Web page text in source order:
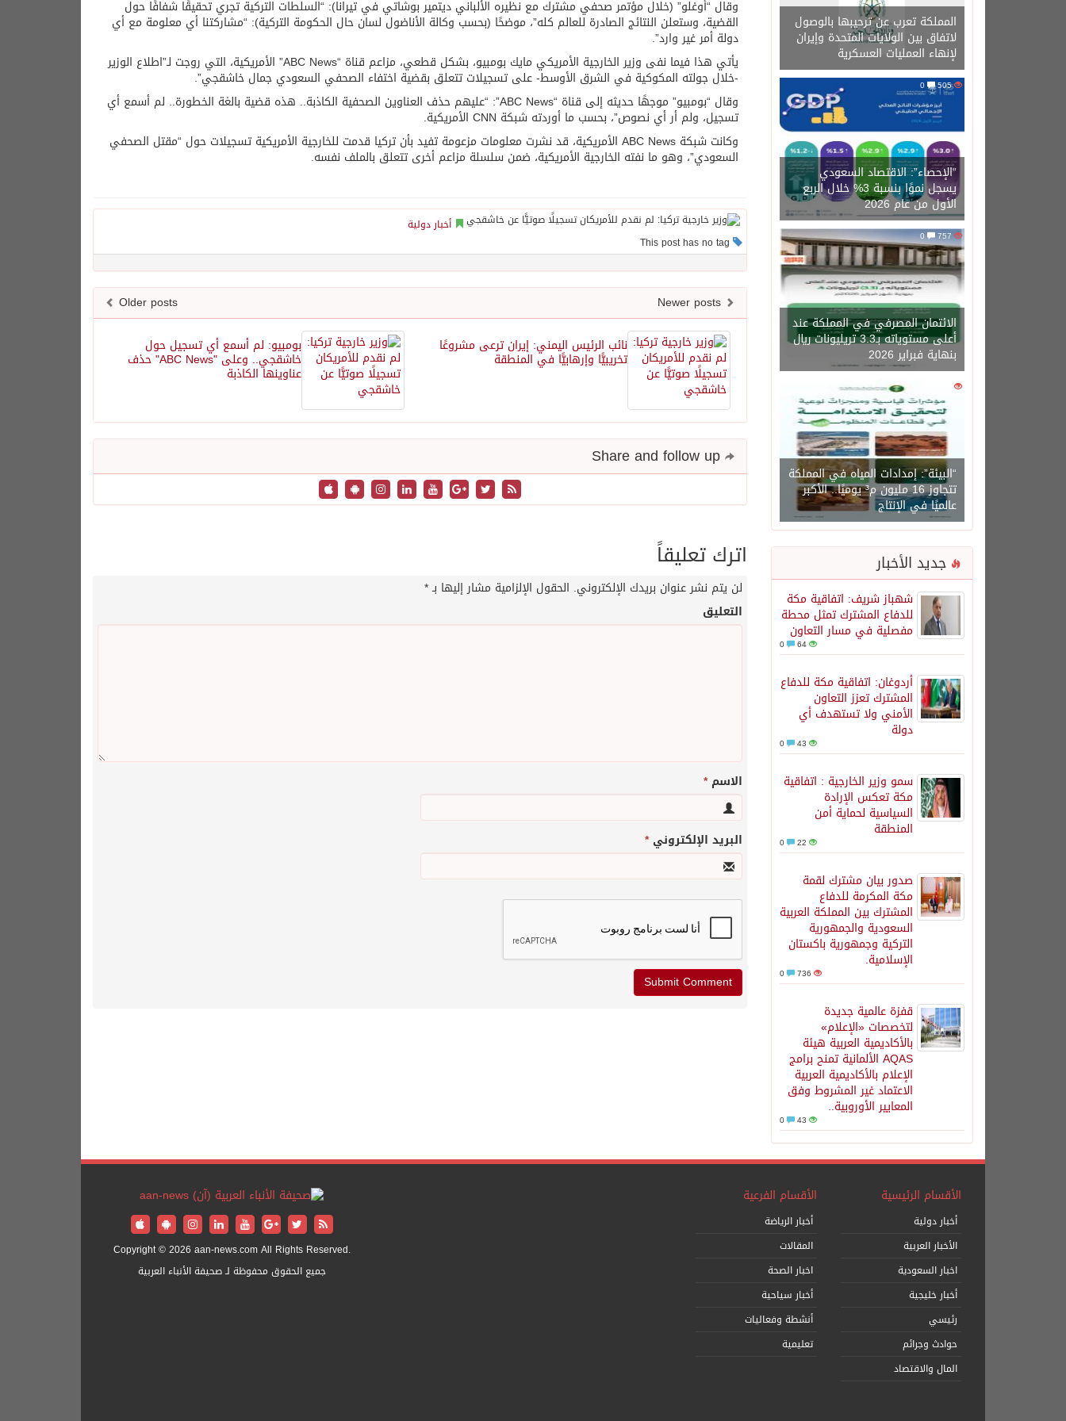
المملكة تعرب عن ترحيبها بالوصول
لاتفاق بين الولايات المتحدة وإيران
لإنهاء العمليات العسكرية
505
“الإحصاء”: الاقتصاد السعودي
يسجل نموًا بنسبة 3% خلال الربع
الأول من عام 2026
757
0
الائتمان المصرفي في المملكة عند
أعلى مستوياته بـ3.3 تريليونات ريال
بنهاية فبراير 2026
1450
“البيئة”: إمدادات المياه في المملكة
تتجاوز 16 مليون م³ يوميًا.. الأكبر
عالميًا في الإنتاج
جديد الأخبار
شهباز شريف: اتفاقية مكة
للدفاع المشترك تمثل محطة
مفصلية في مسار التعاون
64
أردوغان: اتفاقية مكة للدفاع
المشترك تعزز التعاون
الأمني ولا تستهدف أي
دولة
43
سمو وزير الخارجية : اتفاقية
مكة تعكس الإرادة
السياسية لحماية أمن
المنطقة
22
صدور بيان مشترك لقمة
مكة المكرمة للدفاع
المشترك بين المملكة العربية
السعودية والجمهورية
التركية وجمهورية باكستان
الإسلامية.
736
قفزة عالمية جديدة
لتخصصات «الإعلام»
بالأكاديمية العربية هيئة
AQAS الألمانية تمنح برامج
الإعلام بالأكاديمية العربية
الاعتماد غير المشروط وفق
المعايير الأوروبية..
43
وقال “أوغلو” (خلال مؤتمر صحفي مشترك مع نظيره الألباني ديتمير بوشاتي في تيرانا): “السلطات التركية تجري تحقيقًا شفافًا حول
القضية، وستعلن النتائج الصادرة للعالم كله”، موضحًا (بحسب وكالة الأناضول لسان حال الحكومة التركية): “مشاركتنا أي معلومة مع أي
دولة أمر غير وارد”.
يأتي هذا فيما نفى وزير الخارجية الأمريكي مايك بومبيو، بشكل قطعي، مزاعم قناة “ABC News” الأمريكية، التي روجت لـ”اطلاع الوزير
-خلال جولته المكوكية في الشرق الأوسط- على تسجيلات تتعلق بقضية اختفاء الصحفي السعودي جمال خاشقجي”.
وقال “بومبيو” موجهًا حديثه إلى قناة “ABC News”: “عليهم حذف العناوين الصحفية الكاذبة.. هذه قضية بالغة الخطورة.. لم أسمع أي
تسجيل، ولم أر أي نصوص”، بحسب ما أوردته شبكة CNN الأمريكية.
وكانت شبكة ABC News الأمريكية، قد نشرت معلومات مزعومة تفيد بأن تركيا قدمت للخارجية الأمريكية تسجيلات حول “مقتل الصحفي
السعودي”، وهو ما نفته الخارجية الأمريكية، ضمن سلسلة مزاعم أخرى تتعلق بالملف نفسه.
أخبار دولية
Older posts
بومبيو: لم أسمع أي تسجيل حول
خاشقجي.. وعلى "ABC News" حذف
عناوينها الكاذبة
نائب الرئيس اليمني: إيران ترعى مشروعًا
تخريبيًّا وإرهابيًّا في المنطقة
اترك تعليقاً
لن يتم نشر عنوان بريدك الإلكتروني. الحقول الإلزامية مشار إليها بـ*
التعليق
الاسم*
البريد الإلكتروني*
الأقسام الرئيسية
أخبار دولية
الأخبار العربية
اخبار السعودية
أخبار خليجية
رئيسي
حوادث وجرائم
المال والاقتصاد
الأقسام الفرعية
أخبار الرياضة
المقالات
اخبار الصحة
أخبار سياحية
أنشطة وفعاليات
تعليمية
Copyright © 2026 aan-news.com All Rights Reserved.
جميع الحقوق محفوظة لـ صحيفة الأنباء العربية